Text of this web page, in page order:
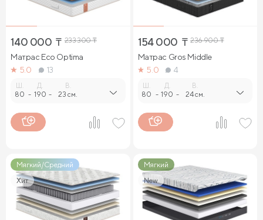
140 000 ₸ 233 300₸
Матрас Eco Optima
5.0
13
80 -
Д.
190 -
В.
23 см.
154 000 ₸ 236 900₸
Матрас Gros Middle
5.0
4
80 -
Д.
190 -
В.
24 см.
Мягкий/Средний
Хит
Мягкий
New